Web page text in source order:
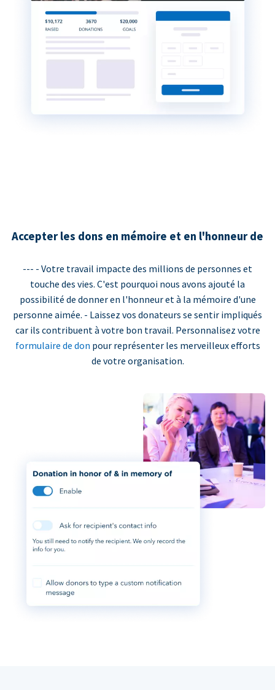
Accepter les dons en mémoire et en l'honneur de
--- - Votre travail impacte des millions de personnes et
touche des vies. C'est pourquoi nous avons ajouté la
possibilité de donner en l'honneur et à la mémoire d'une
personne aimée. - Laissez vos donateurs se sentir impliqués
car ils contribuent à votre bon travail. Personnalisez votre
formulaire de don pour représenter les merveilleux efforts
de votre organisation.